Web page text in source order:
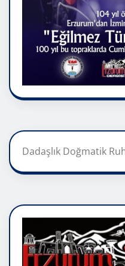
Dadaşlık Doğmatik